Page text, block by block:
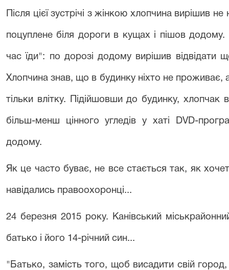
Після цієї зустрічі з жінкою хлопчина вирішив
поцуплене біля дороги в кущах і пішов
час їди": по дорозі додому вирішив відвідати
Хлопчина знав, що в будинку ніхто не
тільки влітку. Підійшовши до будинку, хлопчак
більш-менш цінного угледів у хаті DVD-
додому.
Як це часто буває, не все стається так, як
навідались правоохоронці...
24 березня 2015 року. Канівський
батько і його 14-річний син...
"Батько, замість того, щоб висадити свій